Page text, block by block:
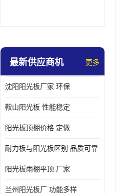
最新供应商机 更多
沈阳阳光板厂家 环保
鞍山阳光板 性能稳定
阳光板顶棚价格 定做
耐力板与阳光板区别 品质可靠
阳光板雨棚平顶 厂家
兰州阳光板厂 功能多样